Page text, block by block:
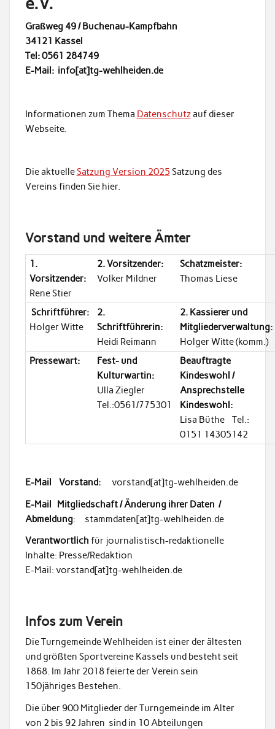
Graßweg 49 / Buchenau-Kampfbahn
34121 Kassel
Tel: 0561 284749
E-Mail: info[at]tg-wehlheiden.de
Informationen zum Thema Datenschutzauf dieser
Webseite.
Die aktuelleSatzung Version 2025 Satzung des
Vereins finden Sie hier.
Vorstand und weitere Ämter
1.
Vorsitzender:
Rene Stier
2. Vorsitzender:
Volker Mildner
Schatzmeister:
Thomas Liese
Schriftführer:
Holger Witte
2.
Schriftführerin:
Heidi Reimann
2. Kassierer und
Mitgliederverwaltung:
Holger Witte (komm.)
Pressewart:
Fest- und
Kulturwartin:
Ulla Ziegler
Tel.:0561/775301
Beauftragte
Kindeswohl /
Ansprechstelle
Kindeswohl:
Lisa Büthe Tel.:
0151 14305142
E-Mail Vorstand:
vorstand[at]tg-wehlheiden.de
E-Mail Mitgliedschaft / Änderung ihrer Daten /
Abmeldung: stammdaten[at]tg-wehlheiden.de
Verantwortlich für journalistisch-redaktionelle
Inhalte: Presse/Redaktion
E-Mail: vorstand[at]tg-wehlheiden.de
Infos zum Verein
Die Turngemeinde Wehlheiden ist einer der ältesten
und größten Sportvereine Kassels und besteht seit
1868. Im Jahr 2018 feierte der Verein sein
150jähriges Bestehen.
Die über 900 Mitglieder der Turngemeinde im Alter
von 2 bis 92 Jahren sind in 10 Abteilungen